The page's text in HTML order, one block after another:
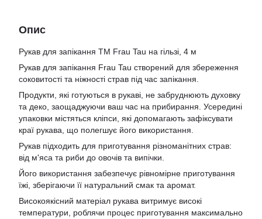
Опис
Рукав для запікання ТМ Frau Tau на гільзі, 4 м
Рукав для запікання Frau Tau створений для збереження
соковитості та ніжності страв під час запікання.
Продукти, які готуються в рукаві, не забруднюють духовку
та деко, заощаджуючи ваш час на прибирання. Усередині
упаковки містяться кліпси, які допомагають зафіксувати
краї рукава, що полегшує його використання.
Рукав підходить для приготування різноманітних страв:
від м'яса та риби до овочів та випічки.
Його використання забезпечує рівномірне приготування
їжі, зберігаючи її натуральний смак та аромат.
Високоякісний матеріал рукава витримує високі
температури, роблячи процес приготування максимально